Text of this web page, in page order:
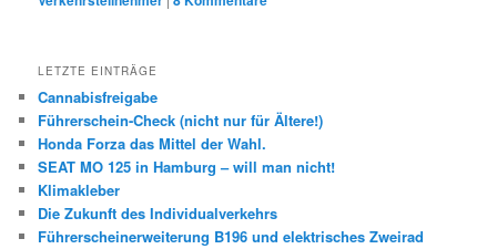
LETZTE EINTRÄGE
Cannabisfreigabe
Führerschein-Check (nicht nur für Ältere!)
Honda Forza das Mittel der Wahl.
SEAT MO 125 in Hamburg – will man nicht!
Klimakleber
Die Zukunft des Individualverkehrs
Führerscheinerweiterung B196 und elektrisches Zweirad